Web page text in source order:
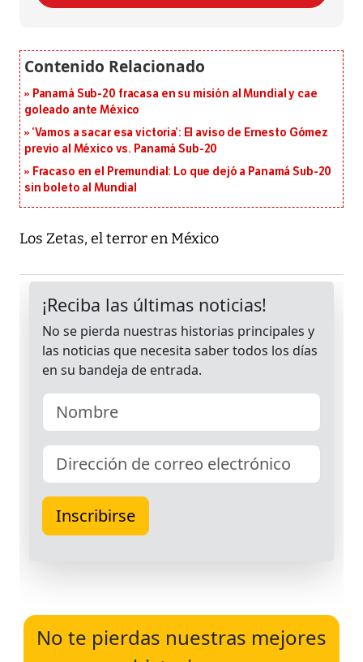
Panamá Sub-20 fracasa en su misión al Mundial y cae
goleado ante México
‘Vamos a sacar esa victoria’: El aviso de Ernesto Gómez
previo al México vs. Panamá Sub-20
Fracaso en el Premundial: Lo que dejó a Panamá Sub-20
sin boleto al Mundial
Los Zetas, el terror en México
No te pierdas nuestras mejores